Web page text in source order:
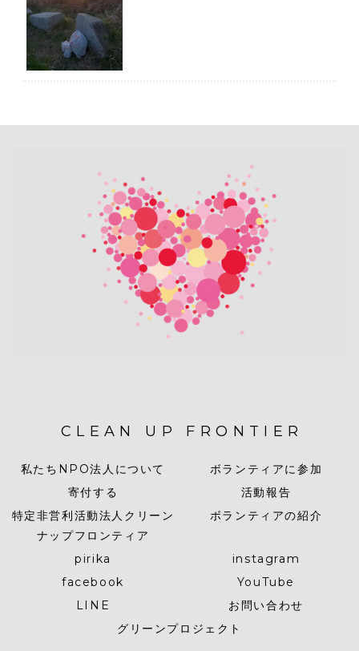
CLEAN UP FRONTIER
私たちNPO法人について
ボランティアに参加
寄付する
活動報告
特定非営利活動法人クリーン
ナップフロンティア
ボランティアの紹介
pirika
instagram
facebook
YouTube
LINE
お問い合わせ
グリーンプロジェクト